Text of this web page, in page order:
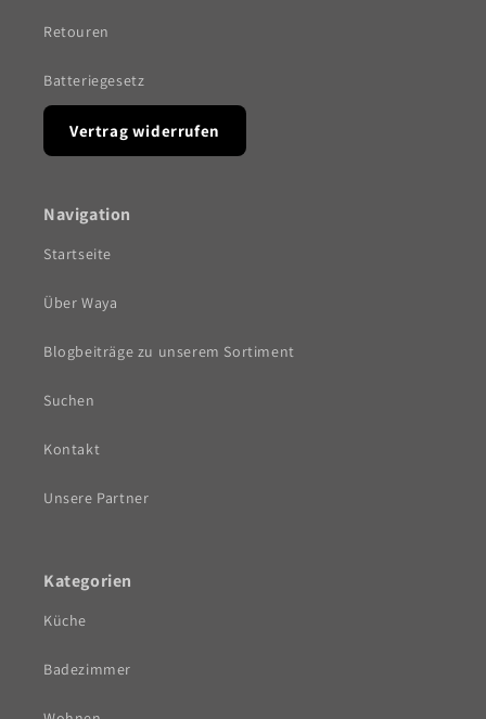
Retouren
Batteriegesetz
Vertrag widerrufen
Navigation
Startseite
Über Waya
Blogbeiträge zu unserem Sortiment
Suchen
Kontakt
Unsere Partner
Kategorien
Küche
Badezimmer